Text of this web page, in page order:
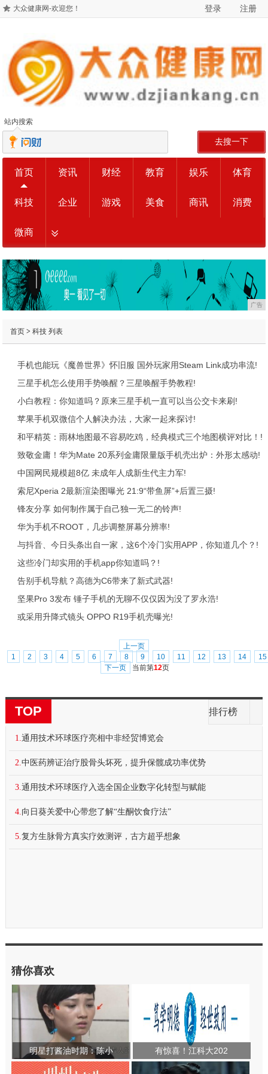
大众健康网-欢迎您！ 登录 注册
站内搜索
去搜一下
首页 资讯 财经 教育 娱乐 体育
科技 企业 游戏 美食 商讯 消费
微商
广告
首页> 科技列表
手机也能玩《魔兽世界》怀旧服 国外玩家用Steam Link成功串流!
三星手机怎么使用手势唤醒？三星唤醒手势教程!
小白教程：你知道吗？原来三星手机一直可以当公交卡来刷!
苹果手机双微信个人解决办法，大家一起来探讨!
和平精英：雨林地图最不容易吃鸡，经典模式三个地图横评对比！!
致敬金庸！华为Mate 20系列金庸限量版手机壳出炉：外形太感动!
中国网民规模超8亿 未成年人成新生代主力军!
索尼Xperia 2最新渲染图曝光 21:9“带鱼屏”+后置三摄!
锋友分享 如何制作属于自己独一无二的铃声!
华为手机不ROOT，几步调整屏幕分辨率!
与抖音、今日头条出自一家，这6个冷门实用APP，你知道几个？!
这些冷门却实用的手机app你知道吗？!
告别手机导航？高德为C6带来了新式武器!
坚果Pro 3发布 锤子手机的无聊不仅仅因为没了罗永浩!
或采用升降式镜头 OPPO R19手机壳曝光!
上一页
1
2 3 4 5 6 7 8 9 10 11 12 13 14
15
下一页
当前第12页
TOP 排行榜
1. 通用技术环球医疗亮相中非经贸博览会
2. 中医药辨证治疗股骨头坏死，提升保髋成功率优势
3. 通用技术环球医疗入选全国企业数字化转型与赋能
4. 向日葵关爱中心带您了解“生酮饮食疗法”
5. 复方生脉骨方真实疗效测评，古方超乎想象
猜你喜欢
明星打酱油时期：陈小 有惊喜！江科大202